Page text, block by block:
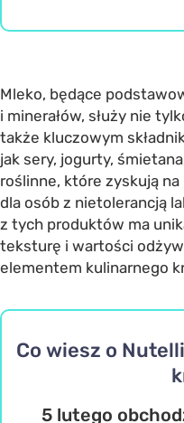
Mleko, będące
i minerałów, służy nie
także kluczowym
jak sery, jogurty,
roślinne, które zyskują
dla osób z nietolerancją
z tych produktów ma
teksturę i wartości
elementem kulinarnego
Co wiesz o
5 lutego